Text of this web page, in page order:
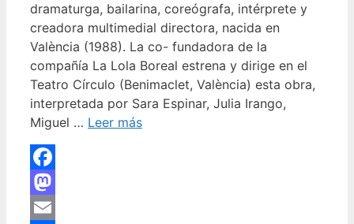
dramaturga, bailarina, coreógrafa, intérprete y
creadora multimedial directora, nacida en
València (1988). La co- fundadora de la
compañía La Lola Boreal estrena y dirige en el
Teatro Círculo (Benimaclet, València) esta obra,
interpretada por Sara Espinar, Julia Irango,
Miguel … Leer más
Facebook
Mastodon